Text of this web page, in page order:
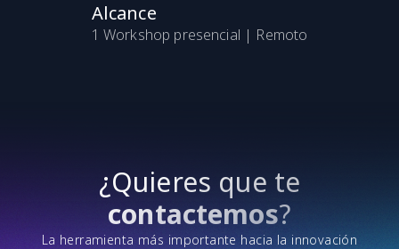
Alcance
1 Workshop presencial | Remoto
¿Quieres que te
contactemos?
La herramienta más importante hacia la innovación